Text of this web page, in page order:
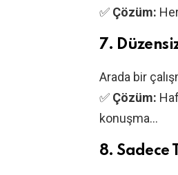
✅ Çözüm:
7.
Arada bir
✅ Çözüm:
konuşma…
8.Sadece